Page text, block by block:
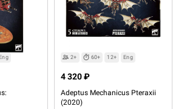
Eng 2+ 60+ 12+ Eng
Adeptus Mechanicus Pteraxii
(2020)
4 320 ₽